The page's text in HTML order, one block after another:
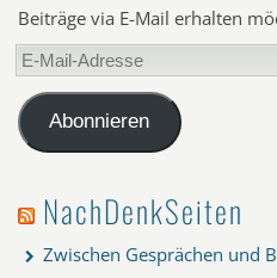
Beiträge via E-Mail erhalten
E-
Mail-
AdresseAbonnieren
NachDenkSeiten
Zwischen Gesprächen und